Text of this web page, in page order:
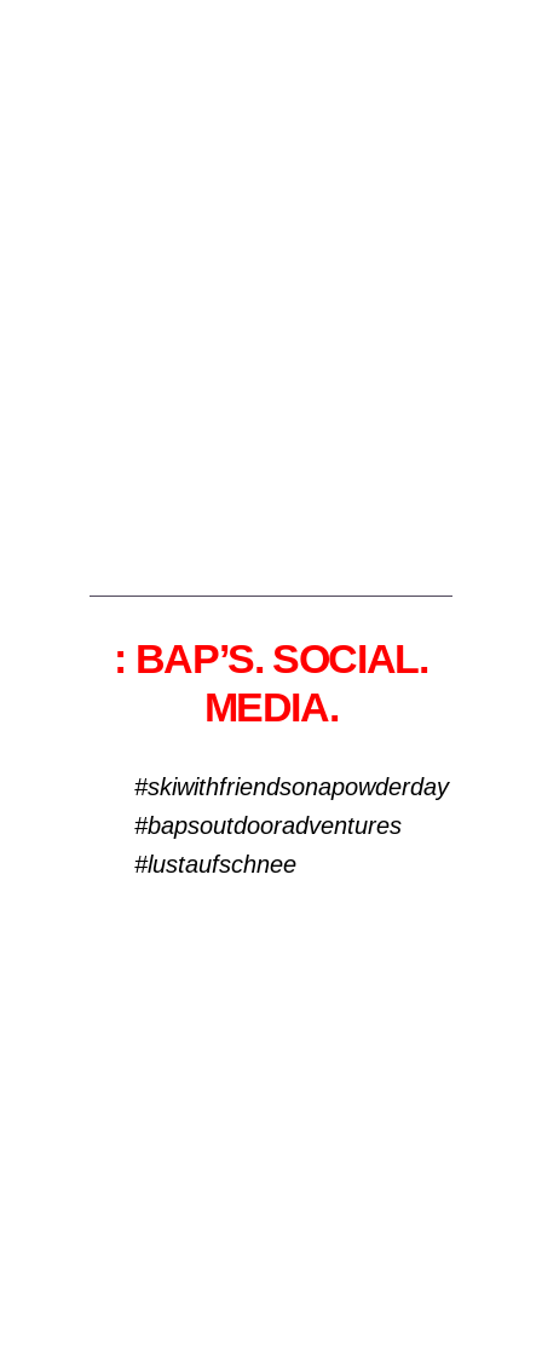
: BAP’S. SOCIAL.
MEDIA.
#skiwithfriendsonapowderday
#bapsoutdooradventures
#lustaufschnee